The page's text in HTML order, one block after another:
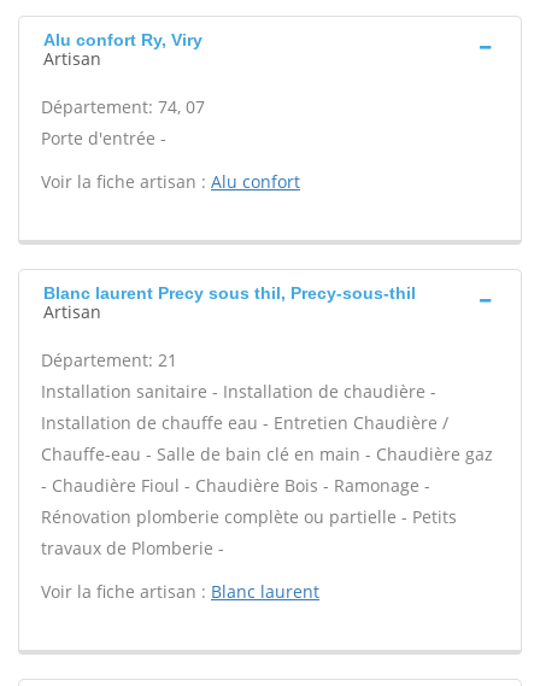
Alu confort Ry, Viry
Artisan
Département: 74, 07
Porte d'entrée -
Voir la fiche artisan : Alu confort
Blanc laurent Precy sous thil, Precy-sous-thil
Artisan
Département: 21
Installation sanitaire - Installation de chaudière -
Installation de chauffe eau - Entretien Chaudière /
Chauffe-eau - Salle de bain clé en main - Chaudière gaz
- Chaudière Fioul - Chaudière Bois - Ramonage -
Rénovation plomberie complète ou partielle - Petits
travaux de Plomberie -
Voir la fiche artisan : Blanc laurent